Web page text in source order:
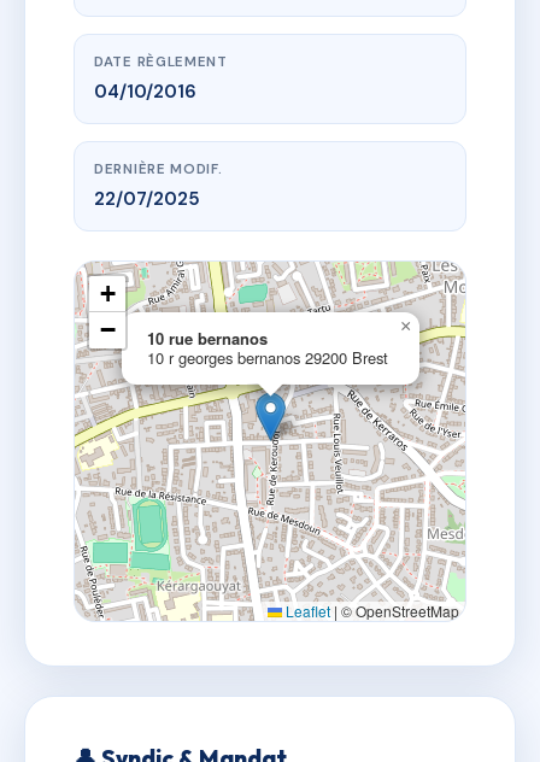
DATE RÈGLEMENT
04/10/2016
DERNIÈRE MODIF.
22/07/2025
10 rue bernanos
10 r georges bernanos 29200 Brest
×
+
−
Leaflet | © OpenStreetMap